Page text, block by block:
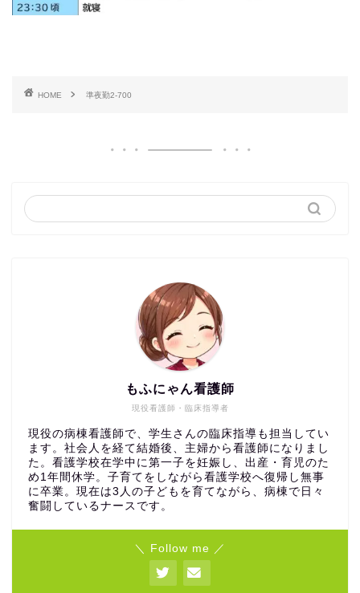
HOME 準夜勤2-700
現役看護師・臨床指導者
もふにゃん看護師
現役の病棟看護師で、学生さんの臨床指導も担当してい
ます。社会人を経て結婚後、主婦から看護師になりまし
た。看護学校在学中に第一子を妊娠し、出産・育児のた
め1年間休学。子育てをしながら看護学校へ復帰し無事
に卒業。現在は3人の子どもを育てながら、病棟で日々
奮闘しているナースです。
＼ Follow me ／